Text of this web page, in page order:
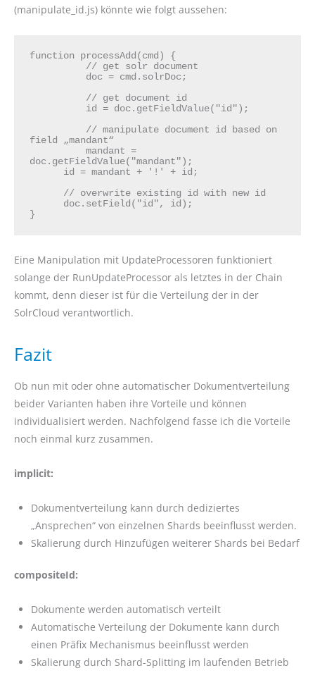
(manipulate_id.js) könnte wie folgt aussehen:
function processAdd(cmd) {
field „mandant“
doc.getFieldValue("mandant");
}
Eine Manipulation mit UpdateProcessoren funktioniert
solange der RunUpdateProcessor als letztes in der Chain
kommt, denn dieser ist für die Verteilung der in der
SolrCloud verantwortlich.
Fazit
Ob nun mit oder ohne automatischer Dokumentverteilung
beider Varianten haben ihre Vorteile und können
individualisiert werden. Nachfolgend fasse ich die Vorteile
noch einmal kurz zusammen.
implicit:
Dokumentverteilung kann durch dediziertes
„Ansprechen“ von einzelnen Shards beeinflusst werden.
Skalierung durch Hinzufügen weiterer Shards bei Bedarf
compositeId:
Dokumente werden automatisch verteilt
Automatische Verteilung der Dokumente kann durch
einen Präfix Mechanismus beeinflusst werden
Skalierung durch Shard-Splitting im laufenden Betrieb